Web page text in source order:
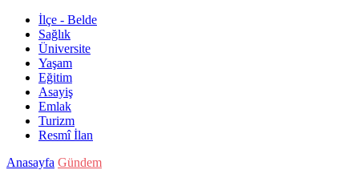
İlçe - Belde
Sağlık
Üniversite
Yaşam
Eğitim
Asayiş
Emlak
Turizm
Resmî İlan
Anasayfa Gündem